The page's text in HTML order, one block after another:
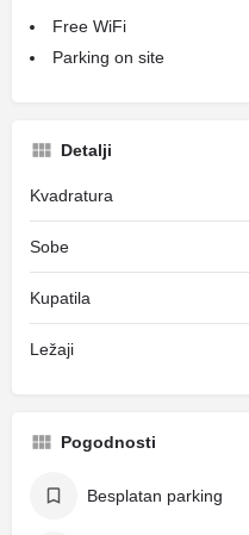
Free WiFi
Parking on site
Detalji
Kvadratura
Sobe
Kupatila
Ležaji
Pogodnosti
Besplatan parking